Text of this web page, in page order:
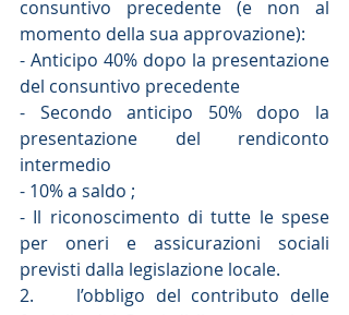
consuntivo precedente (e non al
momento della sua approvazione):
- Anticipo 40% dopo la presentazione
del consuntivo precedente
- Secondo anticipo 50% dopo la
presentazione del rendiconto
intermedio
- 10% a saldo ;
- Il riconoscimento di tutte le spese
per oneri e assicurazioni sociali
previsti dalla legislazione locale.
2.    l’obbligo del contributo delle